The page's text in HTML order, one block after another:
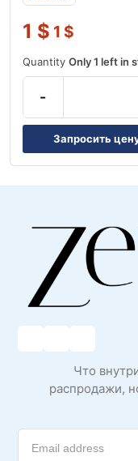
1 $ 1 $
Quantity Only 1 left in
-
Запросить
Что
распродажи,